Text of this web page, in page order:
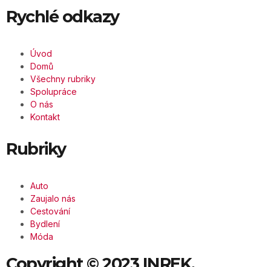
Rychlé odkazy
Úvod
Domů
Všechny rubriky
Spolupráce
O nás
Kontakt
Rubriky
Auto
Zaujalo nás
Cestování
Bydlení
Móda